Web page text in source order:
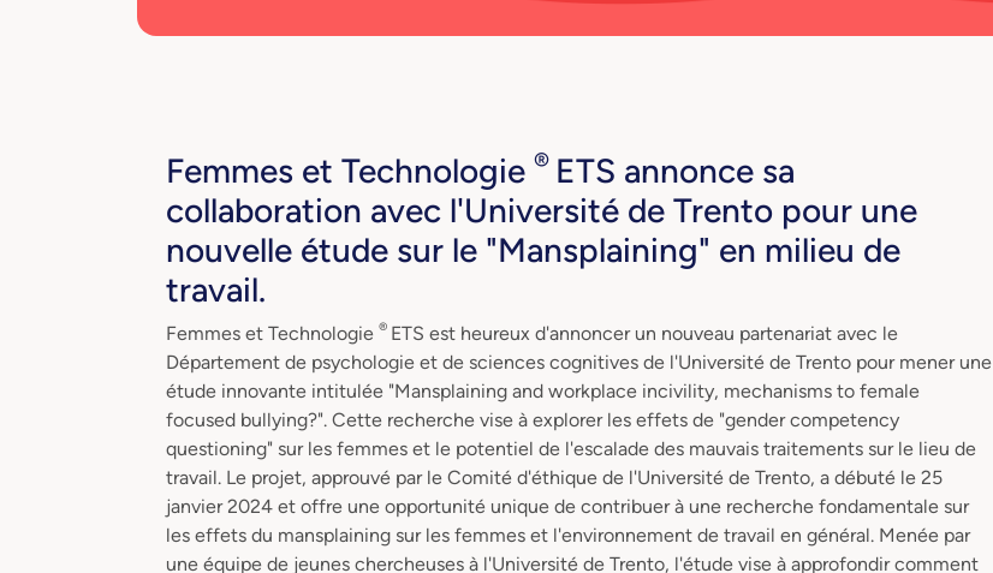
Femmes et Technologie ® ETS annonce sa
collaboration avec l'Université de Trento pour une
nouvelle étude sur le "Mansplaining" en milieu de
travail.
Femmes et Technologie ® ETS est heureux d'annoncer un nouveau partenariat avec le
Département de psychologie et de sciences cognitives de l'Université de Trento pour mener une
étude innovante intitulée "Mansplaining and workplace incivility, mechanisms to female
focused bullying?". Cette recherche vise à explorer les effets de "gender competency
questioning" sur les femmes et le potentiel de l'escalade des mauvais traitements sur le lieu de
travail. Le projet, approuvé par le Comité d'éthique de l'Université de Trento, a débuté le 25
janvier 2024 et offre une opportunité unique de contribuer à une recherche fondamentale sur
les effets du mansplaining sur les femmes et l'environnement de travail en général. Menée par
une équipe de jeunes chercheuses à l'Université de Trento, l'étude vise à approfondir comment